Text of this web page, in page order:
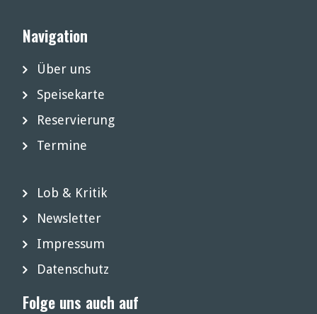
Navigation
Über uns
Speisekarte
Reservierung
Termine
Lob & Kritik
Newsletter
Impressum
Datenschutz
Folge uns auch auf